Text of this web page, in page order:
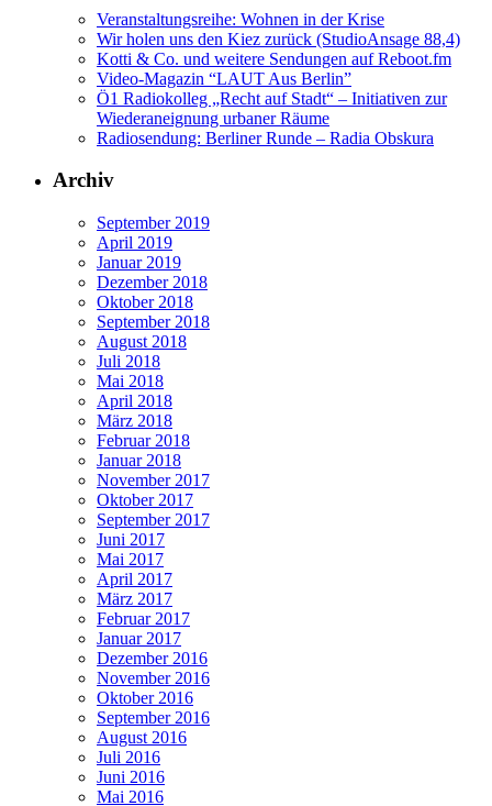
Veranstaltungsreihe: Wohnen in der Krise
Wir holen uns den Kiez zurück (StudioAnsage 88,4)
Kotti & Co. und weitere Sendungen auf Reboot.fm
Video-Magazin “LAUT Aus Berlin”
Ö1 Radiokolleg „Recht auf Stadt“ – Initiativen zur
Wiederaneignung urbaner Räume
Radiosendung: Berliner Runde – Radia Obskura
Archiv
September 2019
April 2019
Januar 2019
Dezember 2018
Oktober 2018
September 2018
August 2018
Juli 2018
Mai 2018
April 2018
März 2018
Februar 2018
Januar 2018
November 2017
Oktober 2017
September 2017
Juni 2017
Mai 2017
April 2017
März 2017
Februar 2017
Januar 2017
Dezember 2016
November 2016
Oktober 2016
September 2016
August 2016
Juli 2016
Juni 2016
Mai 2016